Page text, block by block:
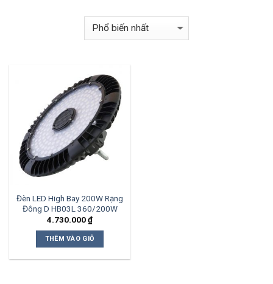
Đèn LED High Bay 200W Rạng
Đông D HB03L 360/200W
4.730.000₫
THÊM VÀO GIỎ